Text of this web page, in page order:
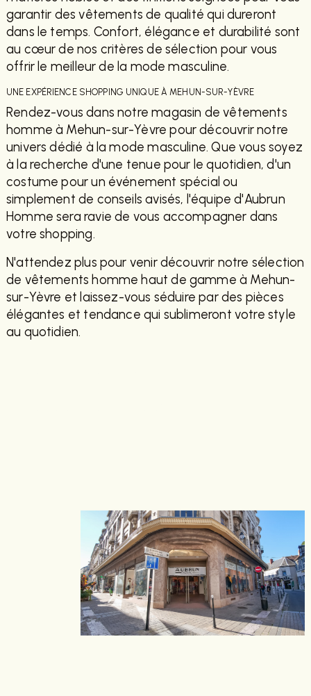
garantir des vêtements de qualité qui dureront
dans le temps. Confort, élégance et durabilité sont
au cœur de nos critères de sélection pour vous
offrir le meilleur de la mode masculine.
UNE EXPÉRIENCE SHOPPING UNIQUE À MEHUN-SUR-YÈVRE
Rendez-vous dans notre magasin de vêtements
homme à Mehun-sur-Yèvre pour découvrir notre
univers dédié à la mode masculine. Que vous soyez
à la recherche d'une tenue pour le quotidien, d'un
costume pour un événement spécial ou
simplement de conseils avisés, l'équipe d'Aubrun
Homme sera ravie de vous accompagner dans
votre shopping.
N'attendez plus pour venir découvrir notre sélection
de vêtements homme haut de gamme à Mehun-
sur-Yèvre et laissez-vous séduire par des pièces
élégantes et tendance qui sublimeront votre style
au quotidien.